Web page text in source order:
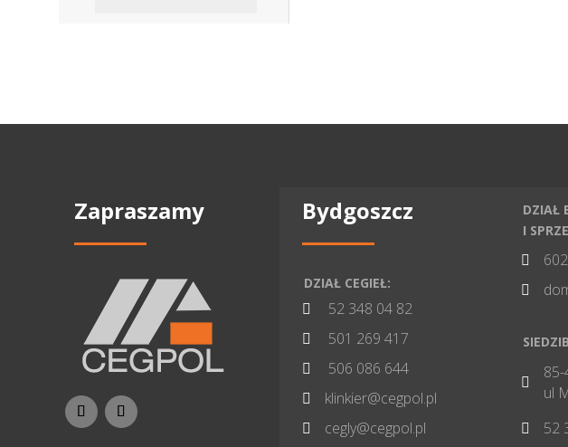
Zapraszamy Bydgoszcz
DZIAŁ CEGIEŁ:
 52 348 04 82
 501 269 417
 506 086 644
 klinkier@cegpol.pl
 cegly@cegpol.pl
DZIAŁ
I



ul
 52